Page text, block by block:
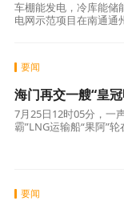
车棚能发电，冷库能储
电网示范项目在南通通
要闻
海门再交一艘“皇
7月25日12时05分，一
霸”LNG运输船“果阿”
要闻